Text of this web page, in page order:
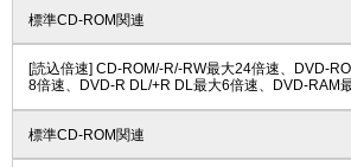
標準CD-ROM関連
[読込倍速] CD-ROM/-R/-RW最大24倍速、DVD-
8倍速、DVD-R DL/+R DL最大6倍速、DVD-RAM
標準CD-ROM関連